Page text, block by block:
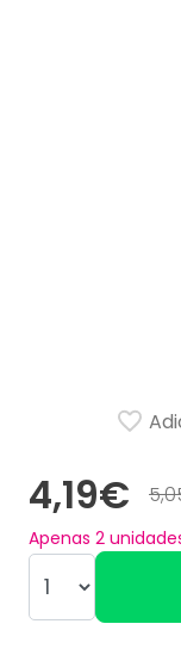
4,19€
Apenas 2